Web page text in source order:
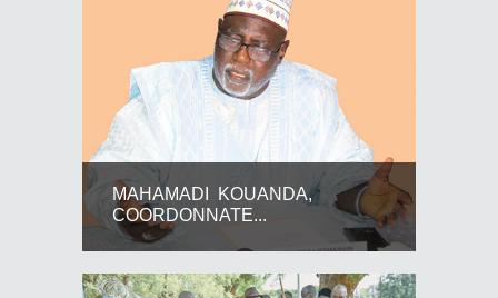
MAHAMADI KOUANDA,
COORDONNATE...